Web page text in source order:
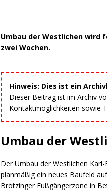
Umbau der Westlichen
zwei Wochen.
Hinweis: Dies ist ein
Dieser Beitrag ist im Archiv
Kontaktmöglichkeiten sowie
Umbau der
Der Umbau der Westlichen
planmäßig ein neues Baufeld
Brötzinger Fußgängerzone in